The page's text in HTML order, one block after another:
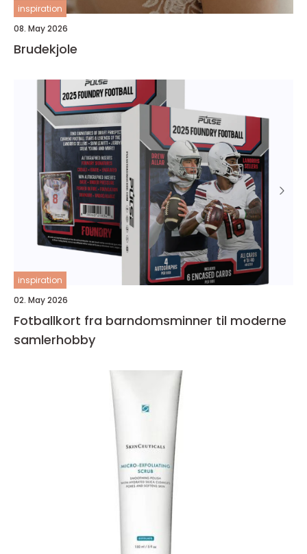
inspiration
08. May 2026
Brudekjole
inspiration
02. May 2026
Fotballkort fra barndomsminner til moderne
samlerhobby